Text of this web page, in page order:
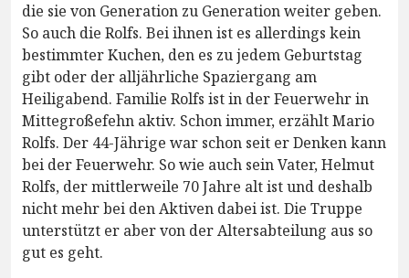
die sie von Generation zu Generation weiter geben.
So auch die Rolfs. Bei ihnen ist es allerdings kein
bestimmter Kuchen, den es zu jedem Geburtstag
gibt oder der alljährliche Spaziergang am
Heiligabend. Familie Rolfs ist in der Feuerwehr in
Mittegroßefehn aktiv. Schon immer, erzählt Mario
Rolfs. Der 44-Jährige war schon seit er Denken kann
bei der Feuerwehr. So wie auch sein Vater, Helmut
Rolfs, der mittlerweile 70 Jahre alt ist und deshalb
nicht mehr bei den Aktiven dabei ist. Die Truppe
unterstützt er aber von der Altersabteilung aus so
gut es geht.